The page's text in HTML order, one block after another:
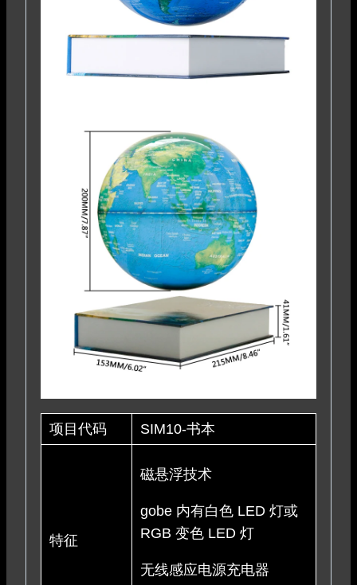
项目代码 SIM10-书本
特征
磁悬浮技术
gobe 内有白色 LED 灯或
RGB 变色 LED 灯
无线感应电源充电器